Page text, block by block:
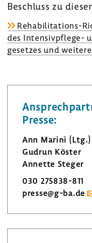
Beschluss zu
Rehabilitations-​
des Intensivpflege-​
ge­setzes und
Presse:
Ann Marini (Ltg.)
Gudrun Köster
Annette Steger
030 275838-​811
presse@g-ba.de